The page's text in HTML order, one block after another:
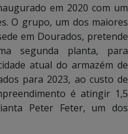
em 2020 com um
O grupo, um dos maiores
em Dourados, pretende
segunda planta, para
atual do armazém de
para 2023, ao custo de
é atingir 1,5
Peter Feter, um dos